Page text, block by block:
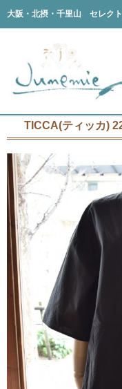
大阪・北摂・千里山 セレク
all item
member
order
privacy
shop info
blog
contact
TICCA(ティッカ)